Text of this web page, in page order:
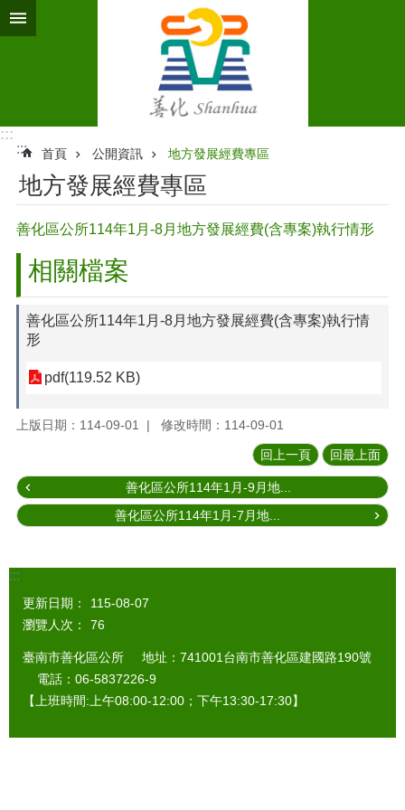
跳到主要內容區塊
:::
:::
首頁 公開資訊 地方發展經費專區
地方發展經費專區
善化區公所114年1月-8月地方發展經費(含專案)執行情形
相關檔案
善化區公所114年1月-8月地方發展經費(含專案)執行情
形
pdf(119.52 KB)
上版日期：114-09-01 修改時間：114-09-01
回上一頁 回最上面
善化區公所114年1月-9月地...
善化區公所114年1月-7月地...
:::
更新日期：
115-08-07
瀏覽人次：
76
臺南市善化區公所 地址：741001台南市善化區建國路190號
電話：06-5837226-9
【上班時間:上午08:00-12:00；下午13:30-17:30】